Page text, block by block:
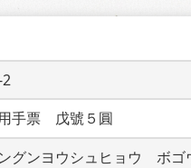
手票　戊號５圓
グンヨウシュヒョウ　ボゴ